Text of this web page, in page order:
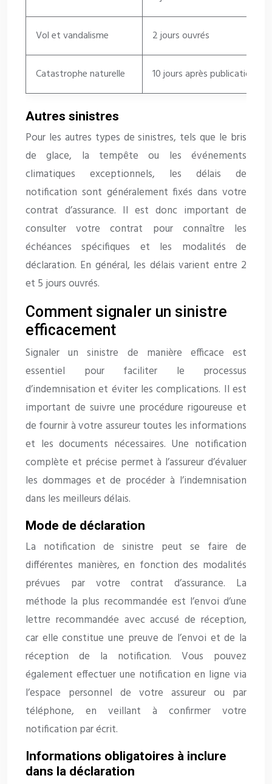
Vol et vandalisme 2 jours ouvrés
Catastrophe naturelle 10 jours après publication de
Autres sinistres
Pour les autres types de sinistres, tels que le bris
de glace, la tempête ou les événements
climatiques exceptionnels, les délais de
notification sont généralement fixés dans votre
contrat d’assurance. Il est donc important de
consulter votre contrat pour connaître les
échéances spécifiques et les modalités de
déclaration. En général, les délais varient entre 2
et 5 jours ouvrés.
Comment signaler un sinistre
efficacement
Signaler un sinistre de manière efficace est
essentiel pour faciliter le processus
d’indemnisation et éviter les complications. Il est
important de suivre une procédure rigoureuse et
de fournir à votre assureur toutes les informations
et les documents nécessaires. Une notification
complète et précise permet à l’assureur d’évaluer
les dommages et de procéder à l’indemnisation
dans les meilleurs délais.
Mode de déclaration
La notification de sinistre peut se faire de
différentes manières, en fonction des modalités
prévues par votre contrat d’assurance. La
méthode la plus recommandée est l’envoi d’une
lettre recommandée avec accusé de réception,
car elle constitue une preuve de l’envoi et de la
réception de la notification. Vous pouvez
également effectuer une notification en ligne via
l’espace personnel de votre assureur ou par
téléphone, en veillant à confirmer votre
notification par écrit.
Informations obligatoires à inclure
dans la déclaration